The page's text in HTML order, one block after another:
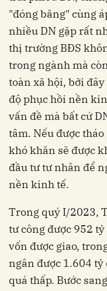
"đóng băng" cùng
nhiều DN gặp rất
thị trường BĐS
trong ngành mà
toàn xã hội, bởi
độ phục hồi nền
vấn đề mà bất cứ
tâm. Nếu được
khó khăn sẽ được
đầu tư tư nhân để
nền kinh tế.
Trong quý I/2023,
tư công được 952
vốn được giao,
ngân được 1.604 tỷ
quá thấp. Bước